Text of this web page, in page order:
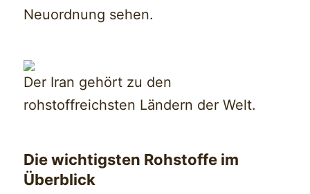
Neuordnung sehen.
Der Iran gehört zu den
rohstoffreichsten Ländern der Welt.
Die wichtigsten Rohstoffe im
Überblick